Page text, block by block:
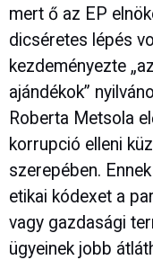
mert ő az EP
dicséretes lépés
kezdeményezte
ajándékok”
Roberta Metsola
korrupció elleni
szerepében.
etikai kódexet a
vagy gazdasági
ügyeinek jobb